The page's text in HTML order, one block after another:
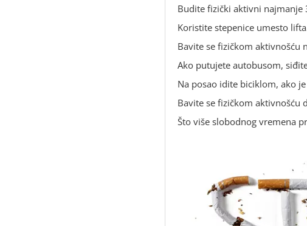
Budite fizički aktivni najmanje
Koristite stepenice umesto
Bavite se fizičkom aktivnošću
Ako putujete autobusom,
Na posao idite biciklom, ako
Bavite se fizičkom aktivnošću
Što više slobodnog vremena